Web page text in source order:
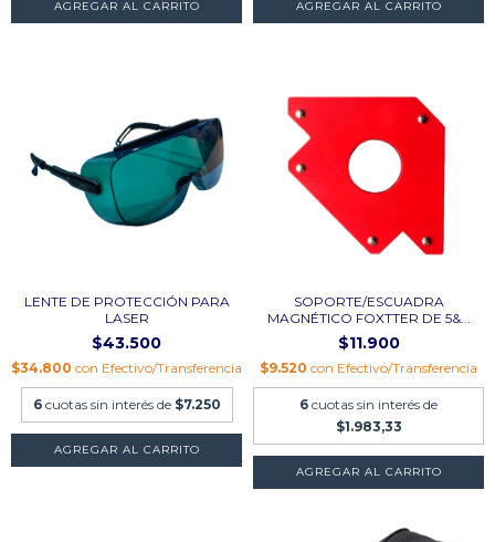
LENTE DE PROTECCIÓN PARA
LASER
$43.500
$34.800 con Efectivo/Transferencia
6 cuotas sin interés de $7.250
SOPORTE/ESCUADRA
MAGNÉTICO FOXTTER DE 5&...
$11.900
$9.520 con Efectivo/Transferencia
6 cuotas sin interés de
$1.983,33